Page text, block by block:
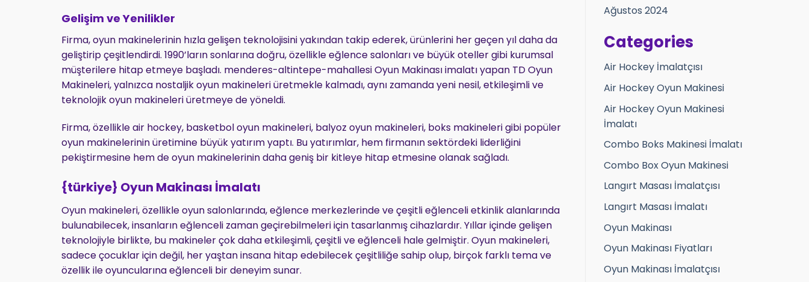
Gelişim ve Yenilikler
Firma, oyun makinelerinin hızla gelişen teknolojisini yakından takip ederek, ürünlerini her geçen yıl daha da
geliştirip çeşitlendirdi. 1990’ların sonlarına doğru, özellikle eğlence salonları ve büyük oteller gibi kurumsal
müşterilere hitap etmeye başladı. menderes-altintepe-mahallesi Oyun Makinası imalatı yapan TD Oyun
Makineleri, yalnızca nostaljik oyun makineleri üretmekle kalmadı, aynı zamanda yeni nesil, etkileşimli ve
teknolojik oyun makineleri üretmeye de yöneldi.
Firma, özellikle air hockey, basketbol oyun makineleri, balyoz oyun makineleri, boks makineleri gibi popüler
oyun makinelerinin üretimine büyük yatırım yaptı. Bu yatırımlar, hem firmanın sektördeki liderliğini
pekiştirmesine hem de oyun makinelerinin daha geniş bir kitleye hitap etmesine olanak sağladı.
{türkiye} Oyun Makinası İmalatı
Oyun makineleri, özellikle oyun salonlarında, eğlence merkezlerinde ve çeşitli eğlenceli etkinlik alanlarında
bulunabilecek, insanların eğlenceli zaman geçirebilmeleri için tasarlanmış cihazlardır. Yıllar içinde gelişen
teknolojiyle birlikte, bu makineler çok daha etkileşimli, çeşitli ve eğlenceli hale gelmiştir. Oyun makineleri,
sadece çocuklar için değil, her yaştan insana hitap edebilecek çeşitliliğe sahip olup, birçok farklı tema ve
özellik ile oyuncularına eğlenceli bir deneyim sunar.
Ağustos 2024
Categories
Air Hockey İmalatçısı
Air Hockey Oyun Makinesi
Air Hockey Oyun Makinesi
İmalatı
Combo Boks Makinesi İmalatı
Combo Box Oyun Makinesi
Langırt Masası İmalatçısı
Langırt Masası İmalatı
Oyun Makinası
Oyun Makinası Fiyatları
Oyun Makinası İmalatçısı